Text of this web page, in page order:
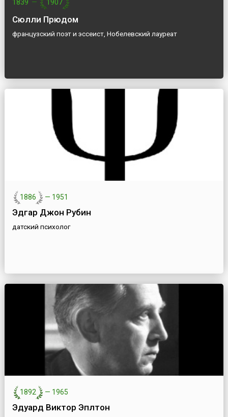
1839 — 1907
Сюлли Прюдом
французский поэт и эссеист, Нобелевский лауреат
1886 — 1951
Эдгар Джон Рубин
датский психолог
1892 — 1965
Эдуард Виктор Эплтон